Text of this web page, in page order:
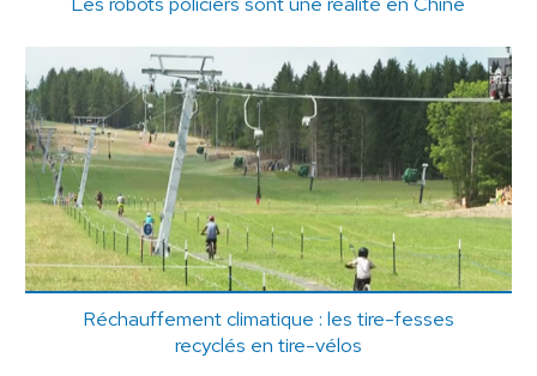
Réchauffement climatique : les tire-fesses
recyclés en tire-vélos